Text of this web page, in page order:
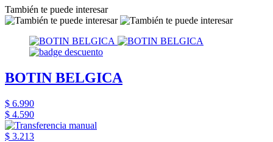
También te puede interesar
BOTIN BELGICA
$ 6.990
$ 4.590
$ 3.213